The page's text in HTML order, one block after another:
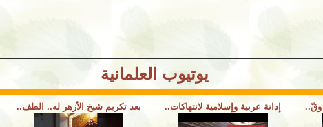
يوتيوب العلمانية
بعد تكريم شيخ الأزهر له.. الطف.. إدانة عربية وإسلامية لانتهاكات.. وقّ..